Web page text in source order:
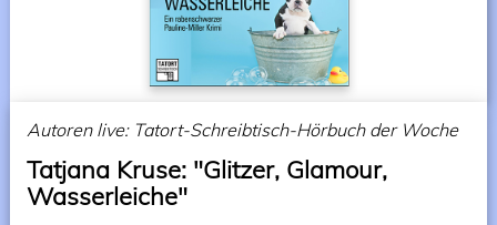
Autoren live: Tatort-Schreibtisch-Hörbuch der Woche
Tatjana Kruse: "Glitzer, Glamour,
Wasserleiche"